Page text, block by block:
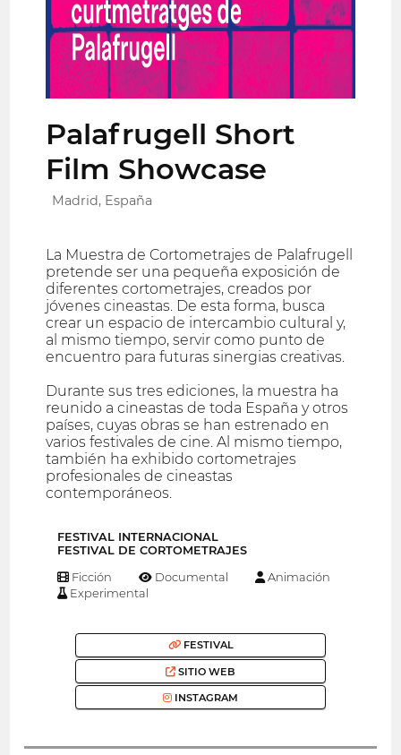
Palafrugell Short
Film Showcase
Madrid, España
La Muestra de Cortometrajes de Palafrugell
pretende ser una pequeña exposición de
diferentes cortometrajes, creados por
jóvenes cineastas. De esta forma, busca
crear un espacio de intercambio cultural y,
al mismo tiempo, servir como punto de
encuentro para futuras sinergias creativas.
Durante sus tres ediciones, la muestra ha
reunido a cineastas de toda España y otros
países, cuyas obras se han estrenado en
varios festivales de cine. Al mismo tiempo,
también ha exhibido cortometrajes
profesionales de cineastas
contemporáneos.
FESTIVAL INTERNACIONAL
FESTIVAL DE CORTOMETRAJES
Ficción Documental
Animación
Experimental
FESTIVAL
SITIO WEB
INSTAGRAM